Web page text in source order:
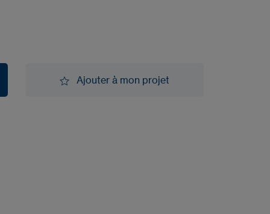
Ajouter à mon projet